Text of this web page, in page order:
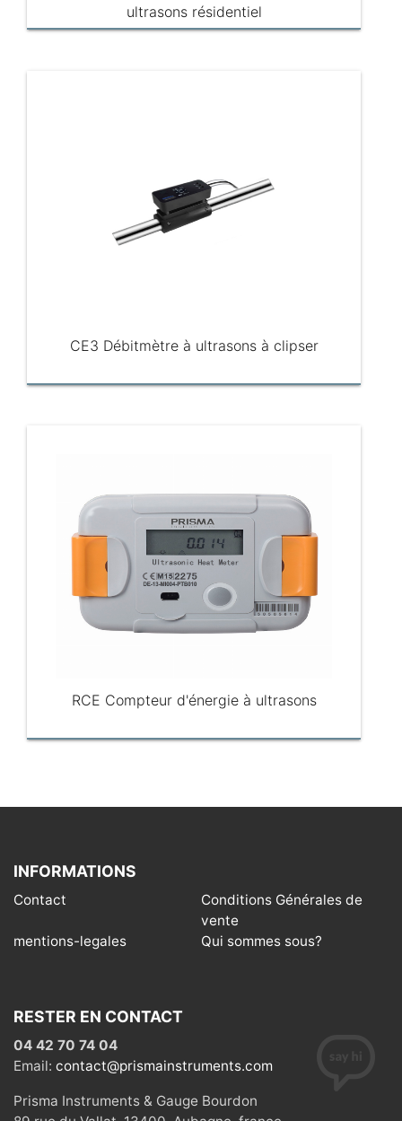
ultrasons résidentiel
CE3 Débitmètre à ultrasons à clipser
RCE Compteur d'énergie à ultrasons
INFORMATIONS
Contact
Conditions Générales de
vente
mentions-legales
Qui sommes sous?
RESTER EN CONTACT
04 42 70 74 04
Email: contact@prismainstruments.com
Prisma Instruments & Gauge Bourdon